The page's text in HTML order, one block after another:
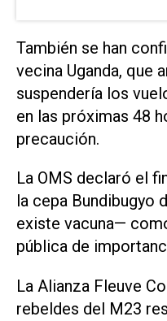
También se han
vecina Uganda, que
suspendería los
en las próximas 48
precaución.
La OMS ​declaró el
la cepa Bundibugyo
existe vacuna—
pública de
La ‌Alianza Fleuve
rebeldes del M23